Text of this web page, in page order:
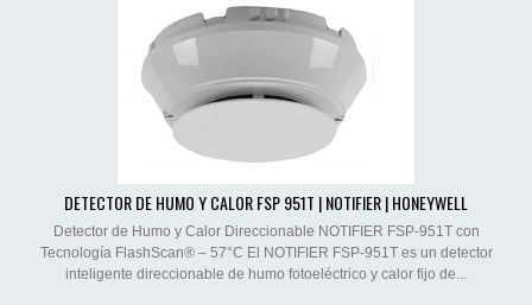
DETECTOR DE HUMO Y CALOR FSP 951T | NOTIFIER | HONEYWELL
Detector de Humo y Calor Direccionable NOTIFIER FSP-951T con
Tecnología FlashScan® – 57°C El NOTIFIER FSP-951T es un detector
inteligente direccionable de humo fotoeléctrico y calor fijo de...